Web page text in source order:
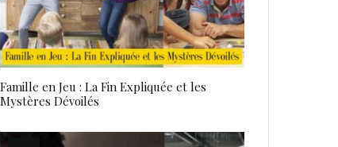
Famille en Jeu : La Fin Expliquée et les
Mystères Dévoilés